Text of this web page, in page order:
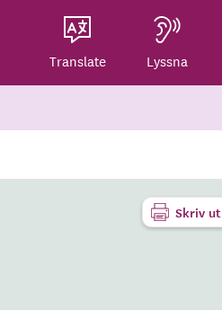
Translate Lyssna
Skriv ut